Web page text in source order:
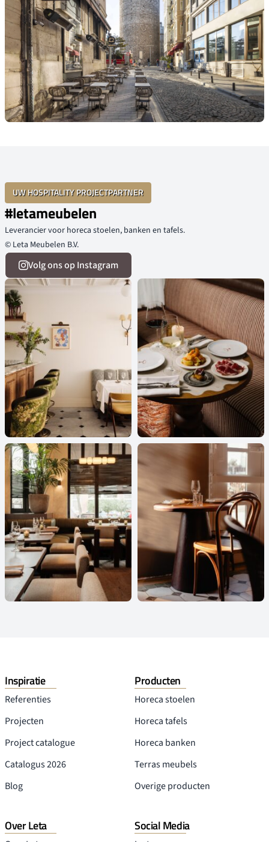
UW HOSPITALITY PROJECTPARTNER
#letameubelen
Leverancier voor horeca stoelen, banken en tafels.
© Leta Meubelen B.V.
Volg ons op Instagram
Inspiratie
Referenties
Projecten
Project catalogue
Catalogus 2026
Blog
Producten
Horeca stoelen
Horeca tafels
Horeca banken
Terras meubels
Overige producten
Over Leta Social Media